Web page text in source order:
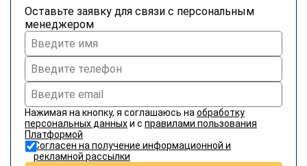
Оставьте заявку для связи с персональным
менеджером
Нажимая на кнопку, я соглашаюсь на обработку
персональных данныхи с правилами пользования
Платформой
Согласен на получение информационной и
рекламной рассылки